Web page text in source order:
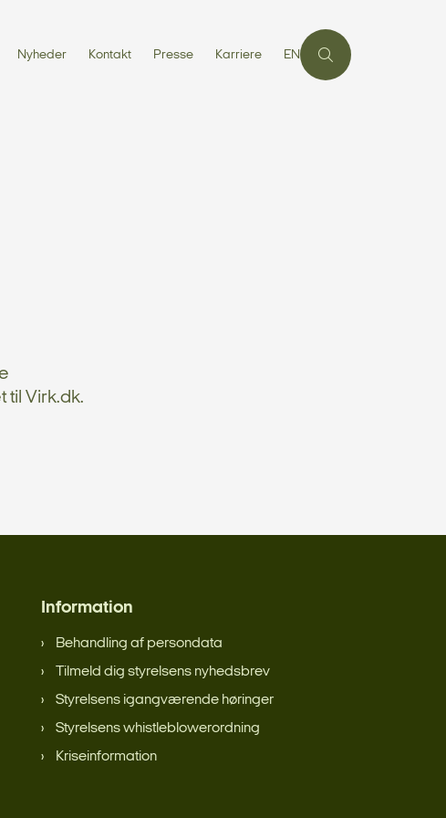
Nyheder Kontakt Presse Karriere EN
til Virk.dk.
Information
Behandling af persondata
Tilmeld dig styrelsens nyhedsbrev
Styrelsens igangværende høringer
Styrelsens whistleblowerordning
Kriseinformation